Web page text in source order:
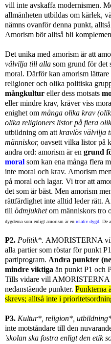
vill inte avskaffa modernismen.
allmänheten utbildas om kärlek,
nämns ovanför denna punkt,
Amorism bör alltså bli
Det unika med amorism är att
välvilja till alla som grund för det
moral. Därför kan amorism
religioner och olika politiska
mångkultur eller dess motsats
eller mindre krav, kräver viss
enighet om många olika krav
olika religioners listor på flera
utbildning om att kravlös välvilja
människor, oavsett vilka listor på
andra ord: amorism är en grund
moral som kan ena många flera
inte moral och krav. Amorism
på moral och lagar. Vi tror att
det som är bäst. Men amorism
rättfärdighet inte alltid leder rätt.
till ödmjukhetom människors tro
dygderna som enligt amorism är en relativ dygd . De
P2. Politik*. AMORISTERNA vill
alla partier som röstar för punkt
partiprogram. Andra punkter
mindre viktiga än punkt P1 och
Tills vidare vill AMORISTERNA
nedanstående punkter. Punkterna
skrevs; alltså inte i
P3. Kultur*, religion*,
inte motståndare till den
'skolan ska fostra enligt den etik